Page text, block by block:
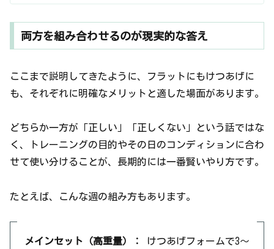
両方を組み合わせるのが現実的な答え
ここまで説明してきたように、フラットにもけつあげに
も、それぞれに明確なメリットと適した場面があります。
どちらか一方が「正しい」「正しくない」という話ではな
く、トレーニングの目的やその日のコンディションに合わ
せて使い分けることが、長期的には一番賢いやり方です。
たとえば、こんな週の組み方もあります。
メインセット（高重量）：
けつあげフォームで3〜